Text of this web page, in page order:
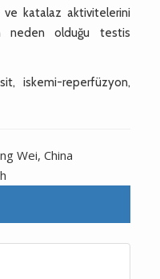
ve katalaz aktivitelerini
neden olduğu testis
iskemi-reperfüzyon,
Wei, China